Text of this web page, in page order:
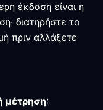
έκδοση είναι η
διατηρήστε το
πριν αλλάξετε
μέτρηση: